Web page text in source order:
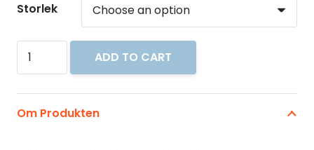
Storlek
Light
Two-
Swimsuit
ADD TO CART
Om Produkten